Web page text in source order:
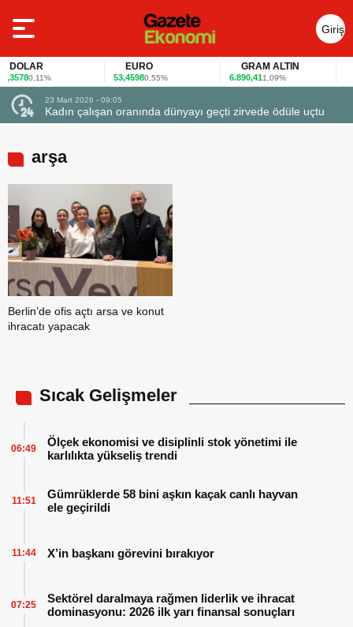
Giriş
Yap
0,11%
EURO
53,45980,55%
GRAM ALTIN
6.890,411,09%
23 Mart 2026 - 09:05
Kadın çalışan oranında dünyayı geçti zirvede ödüle uçtu
arşa
Berlin’de ofis açtı arsa ve konut
ihracatı yapacak
Sıcak Gelişmeler
Ölçek ekonomisi ve disiplinli stok yönetimi ile
karlılıkta yükseliş trendi
06:49
Gümrüklerde 58 bini aşkın kaçak canlı hayvan
ele geçirildi
11:51
X’in başkanı görevini bırakıyor
11:44
Sektörel daralmaya rağmen liderlik ve ihracat
dominasyonu: 2026 ilk yarı finansal sonuçları
07:25